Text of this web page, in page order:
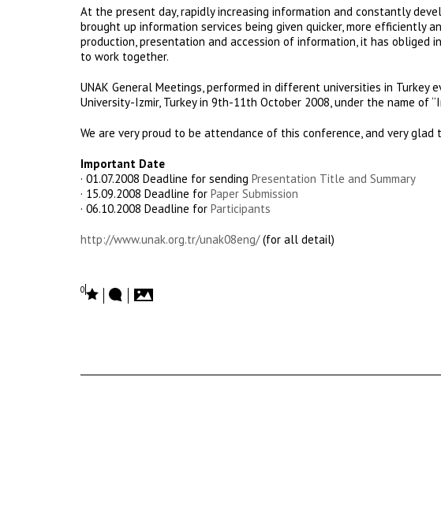
At the present day, rapidly increasing information and constantly
brought up information services being given quicker, more efficiently
production, presentation and accession of information, it has obliged
to work together.
UNAK General Meetings, performed in different universities in Turkey
University-Izmir, Turkey in 9th-11th October 2008, under the name of
We are very proud to be attendance of this conference, and very
Important Date
· 01.07.2008 Deadline for sending Presentation Title and Summary
· 15.09.2008 Deadline for Paper Submission
· 06.10.2008 Deadline for Participants
http://www.unak.org.tr/unak08eng/(for all detail)
0